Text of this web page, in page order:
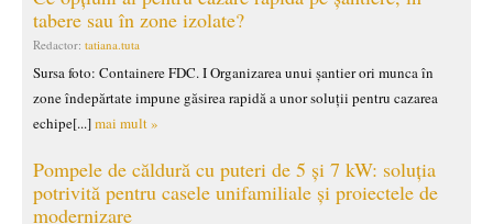
tabere sau în zone izolate?
Redactor: tatiana.tuta
Sursa foto: Containere FDC. I Organizarea unui șantier ori munca în
zone îndepărtate impune găsirea rapidă a unor soluții pentru cazarea
echipe[...]mai mult »
Pompele de căldură cu puteri de 5 și 7 kW: soluția
potrivită pentru casele unifamiliale și proiectele de
modernizare